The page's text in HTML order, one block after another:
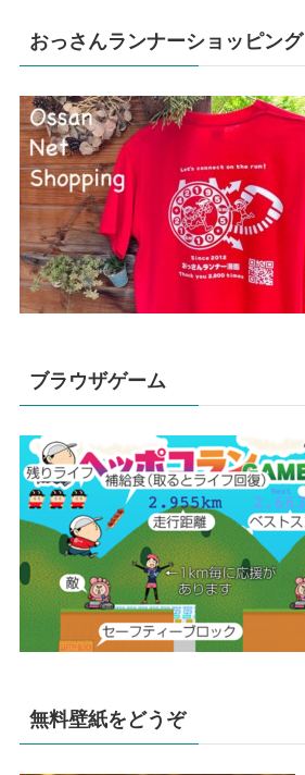
おっさんランナーショッピング
ブラウザゲーム
無料壁紙をどうぞ